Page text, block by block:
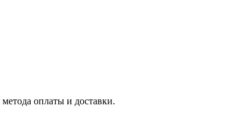
оплаты и доставки.